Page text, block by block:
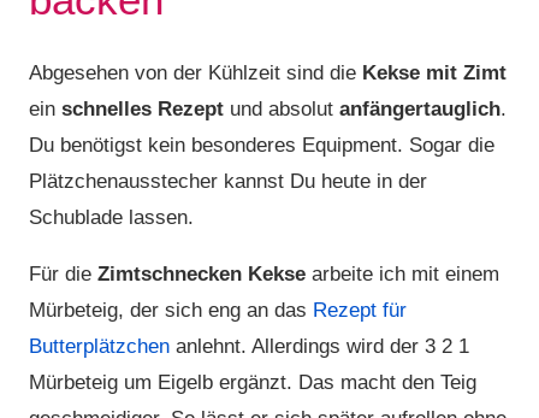
Abgesehen von der Kühlzeit sind die Kekse mit Zimt
ein schnelles Rezept und absolut anfängertauglich.
Du benötigst kein besonderes Equipment. Sogar die
Plätzchenausstecher kannst Du heute in der
Schublade lassen.
Für die Zimtschnecken Kekse arbeite ich mit einem
Mürbeteig, der sich eng an das Rezept für
Butterplätzchen anlehnt. Allerdings wird der 3 2 1
Mürbeteig um Eigelb ergänzt. Das macht den Teig